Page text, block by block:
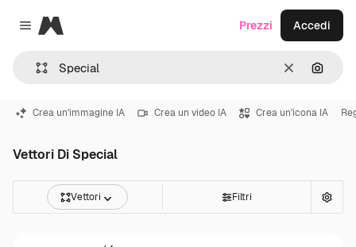
Close menu
Magnific
CancellaCerca
Prezzi Accedi
Crea un'immagine IA Crea un video IA Crea un'icona IA
Vettori Di Special
Vettori Filtri